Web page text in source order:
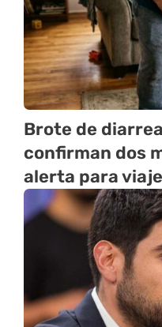
Brote de
confirman dos
alerta para